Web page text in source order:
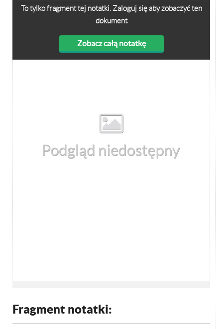
To tylko fragment tej notatki. Zaloguj się aby zobaczyć ten
dokument
Zobacz całą notatkę
Fragment notatki: